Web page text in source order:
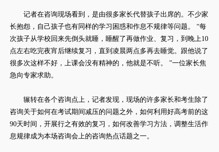
记者在咨询现场看到，是由很多家长代替孩子出席的。不少家
长抱怨，自己孩子也有同样的学习困惑和作息不规律等问题。 “每
次孩子从学校回来先倒头就睡，睡醒了再做作业、复习，到晚上10
点左右吃完夜宵后继续复习，直到凌晨两点多再去睡觉。跟他说了
很多次这样不好，上课会没有精神的，他就是不听。 ”一位家长焦
急向专家求助。
辗转在各个咨询点上，记者发现，现场的许多家长和考生除了
咨询关于如何在考试期间减压的问题之外，如何利用好高考前的这
90天时间，开展行之有效的复习，如何改善学习方法，调整生活作
息规律成为本场咨询会上的咨询热点话题之一。